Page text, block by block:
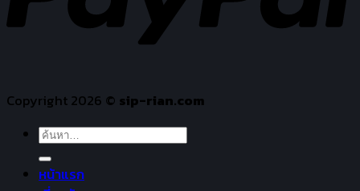
Copyright 2026 © sip-rian.com
ค้นหา:
หน้าแรก